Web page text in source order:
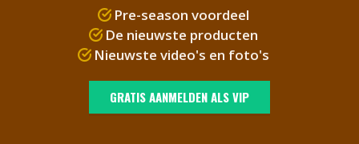
Pre-season voordeel
De nieuwste producten
Nieuwste video's en foto's
GRATIS AANMELDEN ALS VIP